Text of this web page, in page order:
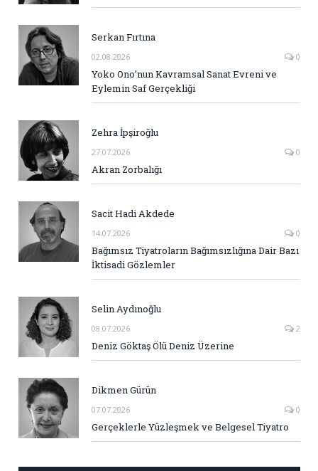
Serkan Fırtına
02.08.2026 0
Yoko Ono’nun Kavramsal Sanat Evreni ve
Eylemin Saf Gerçekliği
Zehra İpşiroğlu
27.07.2026 0
Akran Zorbalığı
Sacit Hadi Akdede
14.07.2026 0
Bağımsız Tiyatroların Bağımsızlığına Dair Bazı
İktisadi Gözlemler
Selin Aydınoğlu
08.07.2026 2
Deniz Göktaş Ölü Deniz Üzerine
Dikmen Gürün
07.07.2026 0
Gerçeklerle Yüzleşmek ve Belgesel Tiyatro